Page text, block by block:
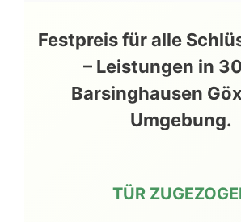
Festpreis für alle
– Leistungen in
Barsinghausen
Umgebung.
TÜR